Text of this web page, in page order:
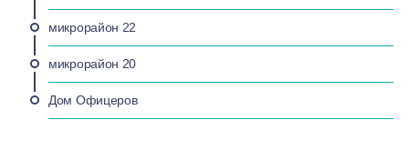
микрорайон 22
микрорайон 20
Дом Офицеров